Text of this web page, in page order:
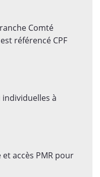
Comté
référencé CPF
à
accès PMR pour